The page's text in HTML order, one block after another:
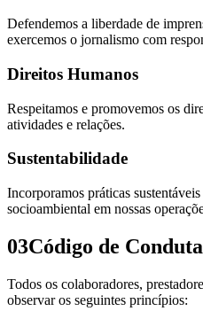
Defendemos a liberdade de
exercemos o jornalismo com
Direitos Humanos
Respeitamos e promovemos os
atividades e relações.
Sustentabilidade
Incorporamos práticas
socioambiental em nossas
03Código de Conduta
Todos os colaboradores,
observar os seguintes princípios: